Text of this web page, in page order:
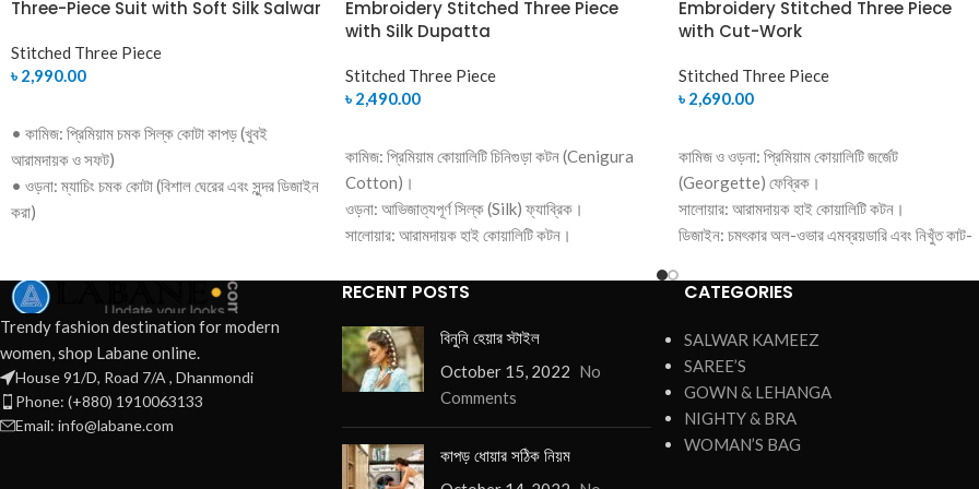
Three-Piece Suit with Soft Silk Salwar
Stitched Three Piece
৳ 2,990.00
• কামিজ: প্রিমিয়াম চমক সিল্ক কোটা কাপড় (খুবই
আরামদায়ক ও সফট)
• ওড়না: ম্যাচিং চমক কোটা (বিশাল ঘেরের এবং সুন্দর ডিজাইন
করা)
Embroidery Stitched Three Piece
with Silk Dupatta
Stitched Three Piece
৳ 2,490.00
কামিজ: প্রিমিয়াম কোয়ালিটি চিনিগুড়া কটন (Cenigura
Cotton)।
ওড়না: আভিজাত্যপূর্ণ সিল্ক (Silk) ফ্যাব্রিক।
সালোয়ার: আরামদায়ক হাই কোয়ালিটি কটন।
কেন আমাদের থেকে কিনবেন?
উপযোগী।
উন্নত মানের কাপড় ও নিখুঁত কারুকাজের নিশ্চয়তা।
সারা বাংলাদেশে দ্রুত ক্যাশ অন ডেলিভারি সুবিধা।
Embroidery Stitched Three Piece
with Cut-Work
Stitched Three Piece
৳ 2,690.00
কামিজ ও ওড়না: প্রিমিয়াম কোয়ালিটি জর্জেট
(Georgette) ফেব্রিক।
সালোয়ার: আরামদায়ক হাই কোয়ালিটি কটন।
ডিজাইন: চমৎকার অল-ওভার এমব্রয়ডারি এবং নিখুঁত কাট-
কেন আমাদের থেকে কিনবেন?
রেডি-মেড ফিনিশিং, হাতে পেয়েই পরার উপযোগী।
সারা বাংলাদেশে দ্রুত ক্যাশ অন ডেলিভারি সুবিধা।
Trendy fashion destination for modern
women, shop Labane online.
House 91/D, Road 7/A , Dhanmondi
Phone: (+880) 1910063133
Email: info@labane.com
RECENT POSTS
বিনুনি হেয়ার স্টাইল
October 15, 2022 No
Comments
কাপড় ধোয়ার সঠিক নিয়ম
CATEGORIES
SALWAR KAMEEZ
SAREE’S
GOWN & LEHANGA
NIGHTY & BRA
WOMAN’S BAG